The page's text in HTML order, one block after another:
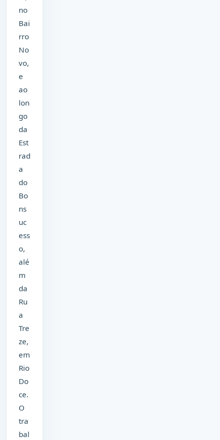
no
Bai
rro
No
vo,
e
ao
lon
go
da
Est
rad
a
do
Bo
ns
uc
ess
o,
alé
m
da
Ru
a
Tre
ze,
em
Rio
Do
ce.
O
tra
bal